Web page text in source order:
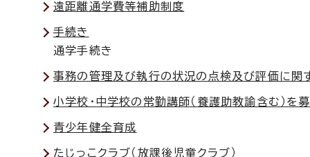
遠距離通学費等補助制度
手続き
通学手続き
事務の管理及び執行の状況の点検及び評価に関
小学校・中学校の常勤講師（養護助教諭含む）を
青少年健全育成
たじっこクラブ（放課後児童クラブ）